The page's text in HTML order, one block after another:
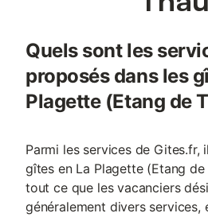
Quels sont les
proposés dans les
Plagette (Etang de
Parmi les services de Gites.fr,
gîtes en La Plagette (Etang
tout ce que les vacanciers
généralement divers services,